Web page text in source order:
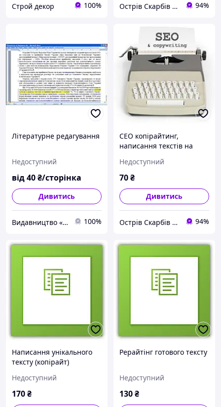
Строй декор 100% Острів Скарбів магазин подарунків, сувенірів та прикрас 94%
Літературне редагування
Недоступний
від40₴/сторінка
Дивитись
Видавництво «К. І. С.» 100%
СЕО копірайтинг,
написання текстів на
Недоступний
70₴
Дивитись
Острів Скарбів магазин подарунків, сувенірів та прикрас 94%
Написання унікального
тексту (копірайт)
Недоступний
170₴
Рерайтінг готового тексту
Недоступний
130₴